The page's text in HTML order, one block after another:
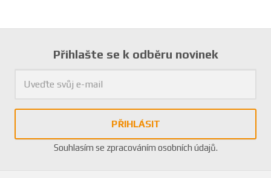
Přihlašte se k odběru novinek
PŘIHLÁSIT
Souhlasím se zpracováním osobních údajů.